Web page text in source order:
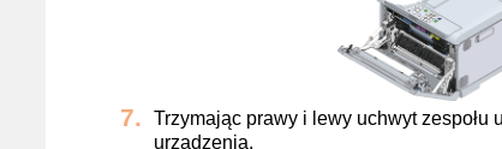
Trzymając prawy i lewy uchwyt zespołu
urządzenia.